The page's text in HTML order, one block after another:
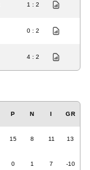
1 : 2
0 : 2
4 : 2
P N I GR
15 8 11 13
0 1 7 -10